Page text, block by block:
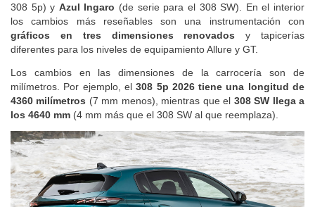
308 5p) y Azul Ingaro (de serie para el 308 SW). En el interior
los cambios más reseñables son una instrumentación con
gráficos en tres dimensiones renovados y tapicerías
diferentes para los niveles de equipamiento Allure y GT.
Los cambios en las dimensiones de la carrocería son de
milímetros. Por ejemplo, el308 5p 2026 tiene una longitud de
4360 milímetros (7 mm menos), mientras que el 308 SW llega a
los 4640 mm (4 mm más que el 308 SW al que reemplaza).